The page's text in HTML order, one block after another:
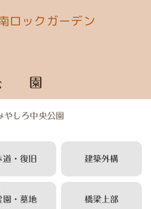
ロックガーデン
園
やしろ中央公園
道・復旧 建築外構
園・墓地 橋梁上部